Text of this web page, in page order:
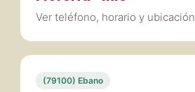
Ver teléfono, horario y ubicación
(79100) Ebano